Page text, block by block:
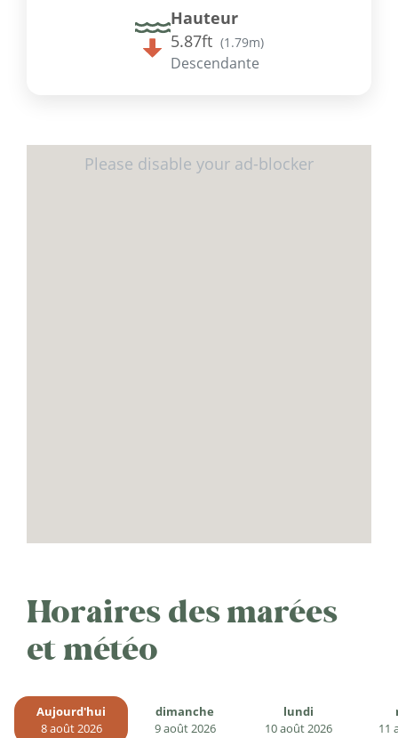
Hauteur
5.87ft (1.79m)
Descendante
Horaires des marées
et météo
Aujourd'hui
8 août 2026
dimanche
9 août 2026
lundi
10 août 2026
11